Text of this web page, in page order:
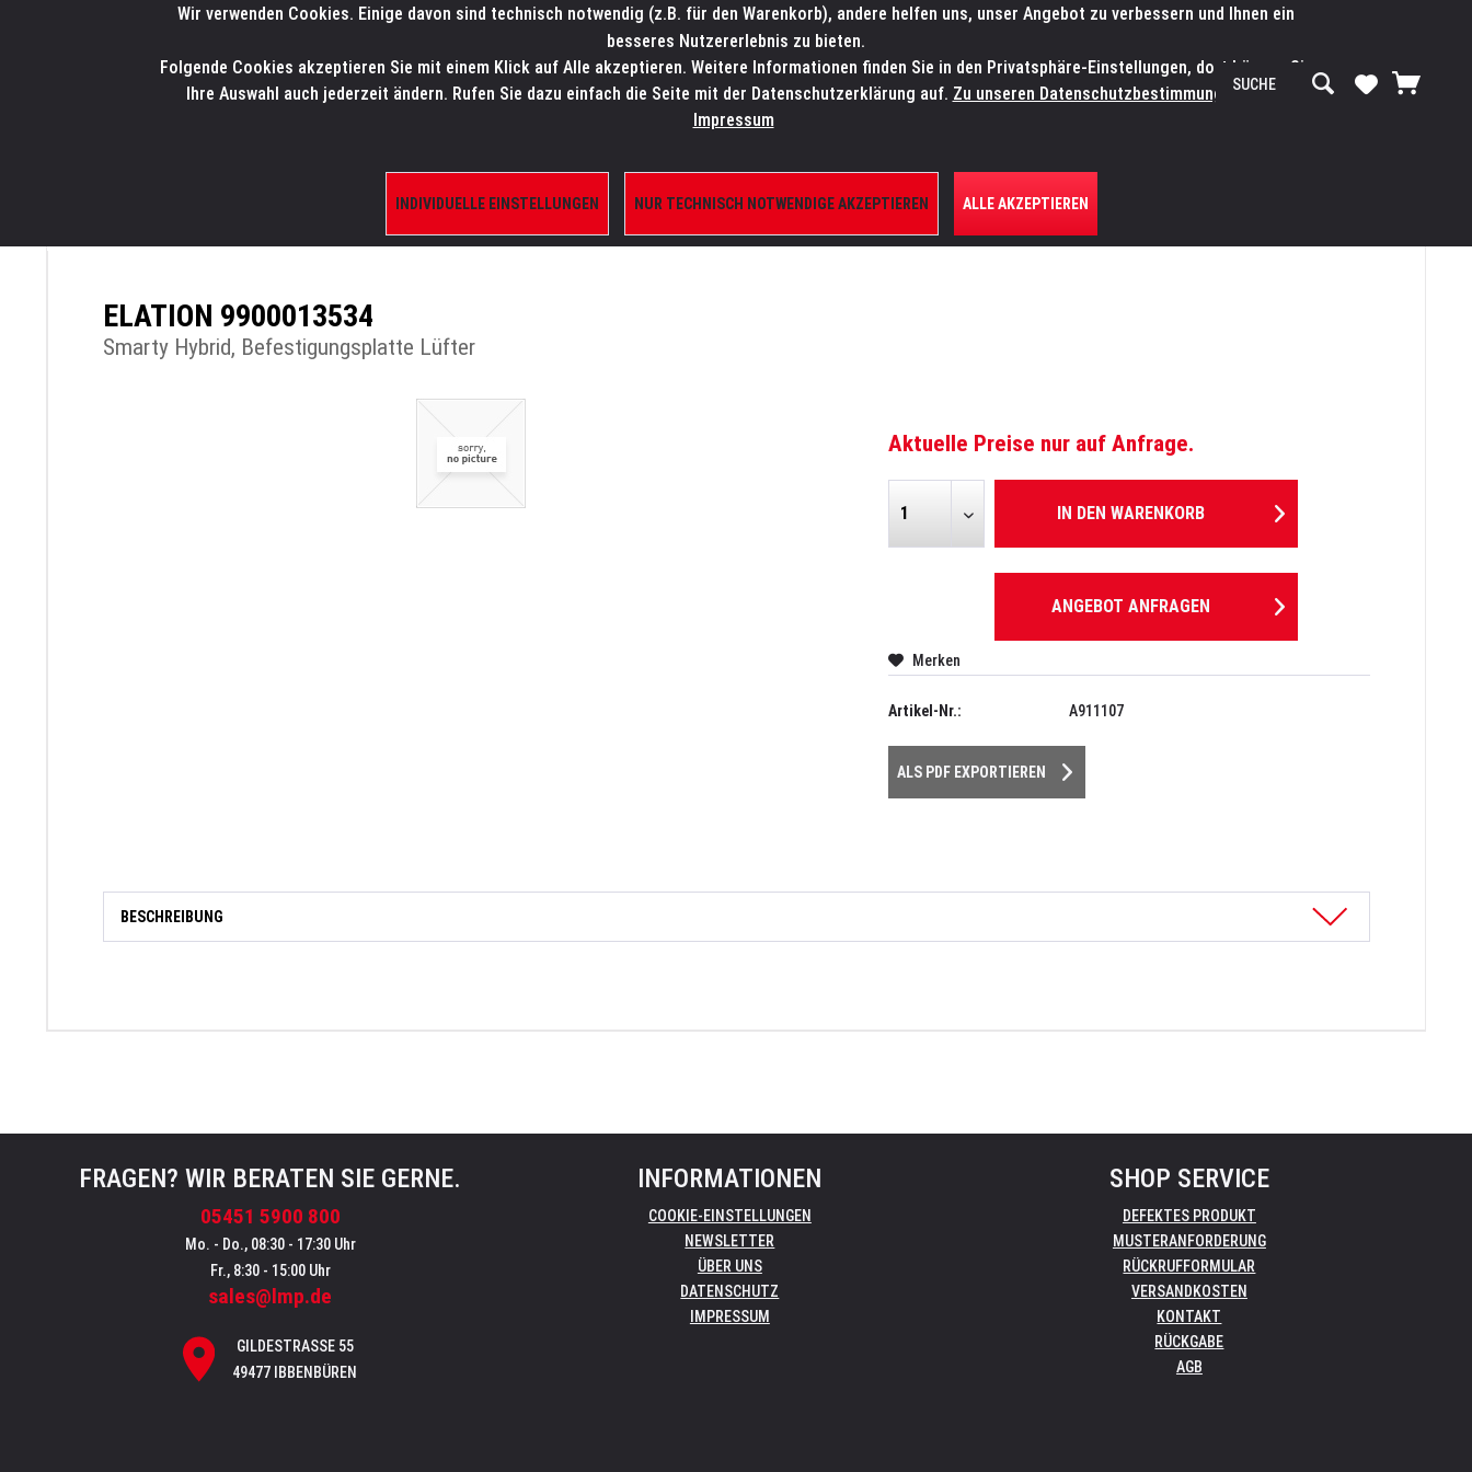
SALES-HOTLINE: +49 5451 5900-800 24/7: sales@lmp.de SERVICE-WERKSTATT Service/Hilfe
HOME PRODUKTE/SHOP MARKEN AKTUELLES SERVICE ÜBER UNS
ERSATZTEILE
ELATION 9900013534
Smarty Hybrid, Befestigungsplatte Lüfter
Aktuelle Preise nur auf Anfrage.
IN DEN WARENKORB
ANGEBOT ANFRAGEN
Merken
Artikel-Nr.: A911107
ALS PDF EXPORTIEREN
BESCHREIBUNG
FRAGEN? WIR BERATEN SIE GERNE.
05451 5900 800
Mo. - Do., 08:30 - 17:30 Uhr
Fr., 8:30 - 15:00 Uhr
sales@lmp.de
GILDESTRASSE 55
49477 IBBENBÜREN
INFORMATIONEN
COOKIE-EINSTELLUNGEN
NEWSLETTER
ÜBER UNS
DATENSCHUTZ
IMPRESSUM
SHOP SERVICE
DEFEKTES PRODUKT
MUSTERANFORDERUNG
RÜCKRUFFORMULAR
VERSANDKOSTEN
KONTAKT
RÜCKGABE
AGB
Wir verwenden Cookies. Einige davon sind technisch notwendig (z.B. für den Warenkorb), andere helfen uns, unser Angebot zu verbessern und Ihnen ein
besseres Nutzererlebnis zu bieten.
Folgende Cookies akzeptieren Sie mit einem Klick auf Alle akzeptieren. Weitere Informationen finden Sie in den Privatsphäre-Einstellungen, dort können Sie
Ihre Auswahl auch jederzeit ändern. Rufen Sie dazu einfach die Seite mit der Datenschutzerklärung auf. Zu unseren Datenschutzbestimmungen. Zum
Impressum
INDIVIDUELLE EINSTELLUNGEN NUR TECHNISCH NOTWENDIGE AKZEPTIEREN ALLE AKZEPTIEREN